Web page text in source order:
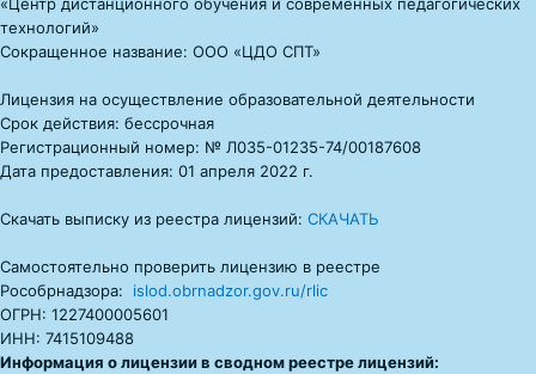
«Центр дистанционного обучения и современных педагогических
технологий»
Сокращенное название: ООО «ЦДО СПТ»
Лицензия на осуществление образовательной деятельности
Срок действия: бессрочная
Регистрационный номер: № Л035-01235-74/00187608
Дата предоставления: 01 апреля 2022 г.
Скачать выписку из реестра лицензий: СКАЧАТЬ
Самостоятельно проверить лицензию в реестре
Рособрнадзора: islod.obrnadzor.gov.ru/rlic
ОГРН: 1227400005601
ИНН: 7415109488
Информация о лицензии в сводном реестре лицензий: